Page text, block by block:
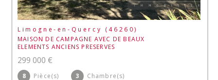
Limogne-en-Quercy (46260)
MAISON DE CAMPAGNE AVEC DE BEAUX
ELEMENTS ANCIENS PRESERVES
299 000 €
8 Pièce(s) 3 Chambre(s)